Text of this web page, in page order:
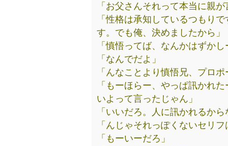
「お父さんそれって本当に親
「性格は承知しているつもり
す。でも俺、決めましたから」
「慎悟ってば、なんかはずか
「なんでだよ」
「んなことより慎悟兄、プロ
「もーほらー、やっぱ訊かれ
いよって言ったじゃん」
「いいだろ。人に訊かれるか
「んじゃそれっぽくないセ
「もーいーだろ」